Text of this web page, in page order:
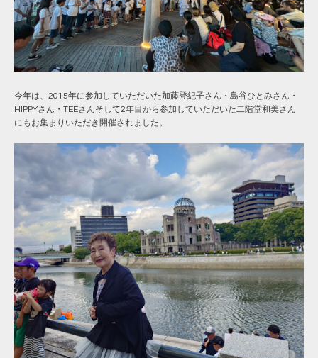
今年は、2015年に参加していただいた加藤登紀子さん・ 島谷ひとみさん・
HIPPYさん・ TEEさんそして2年目から参加していただいた二階堂和美さん
にもお集まりいただき開催されました。